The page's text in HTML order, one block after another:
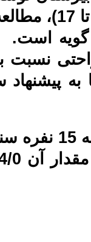
نسبت به
روایی و